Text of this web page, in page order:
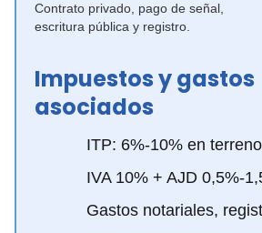
Contrato privado, pago de señal,
escritura pública y registro.
Impuestos y gastos
asociados
ITP: 6%-10% en
IVA 10% + AJD 0,5%-
Gastos notariales,